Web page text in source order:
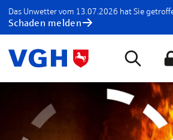
Das Unwetter vom 13.07.2026 hat Sie
Schaden melden